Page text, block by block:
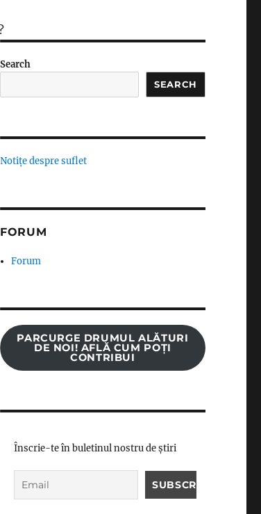
Search
SEARCH
Notițe despre suflet
FORUM
Forum
PARCURGE DRUMUL ALĂTURI
DE NOI! AFLĂ CUM POȚI
CONTRIBUI
Înscrie-te în buletinul nostru de știri